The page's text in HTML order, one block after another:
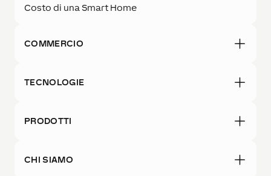
Costo di una Smart Home
COMMERCIO
TECNOLOGIE
PRODOTTI
CHI SIAMO